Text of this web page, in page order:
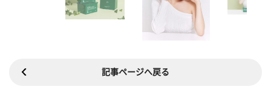
記事ページへ戻る